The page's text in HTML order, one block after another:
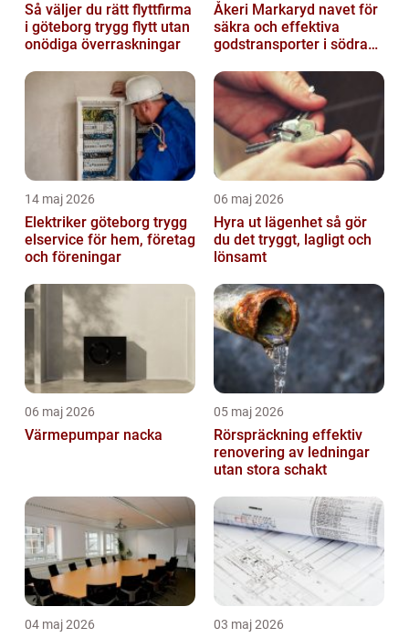
Så väljer du rätt flyttfirma
i göteborg trygg flytt utan
onödiga överraskningar
Åkeri Markaryd navet för
säkra och effektiva
godstransporter i södra
14 maj 2026
Elektriker göteborg trygg
elservice för hem, företag
och föreningar
06 maj 2026
Hyra ut lägenhet så gör
du det tryggt, lagligt och
lönsamt
06 maj 2026
Värmepumpar nacka
05 maj 2026
Rörspräckning effektiv
renovering av ledningar
utan stora schakt
04 maj 2026 03 maj 2026